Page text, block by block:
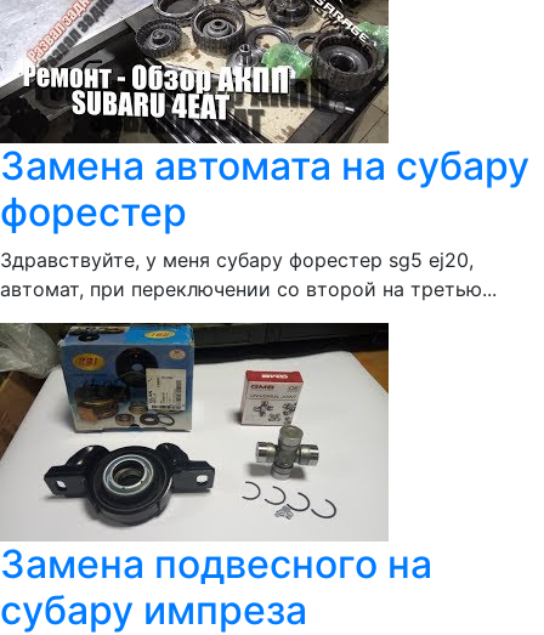
Замена автомата на субару
форестер
Здравствуйте, у меня субару форестер sg5 ej20,
автомат, при переключении со второй на третью...
Замена подвесного на
субару импреза